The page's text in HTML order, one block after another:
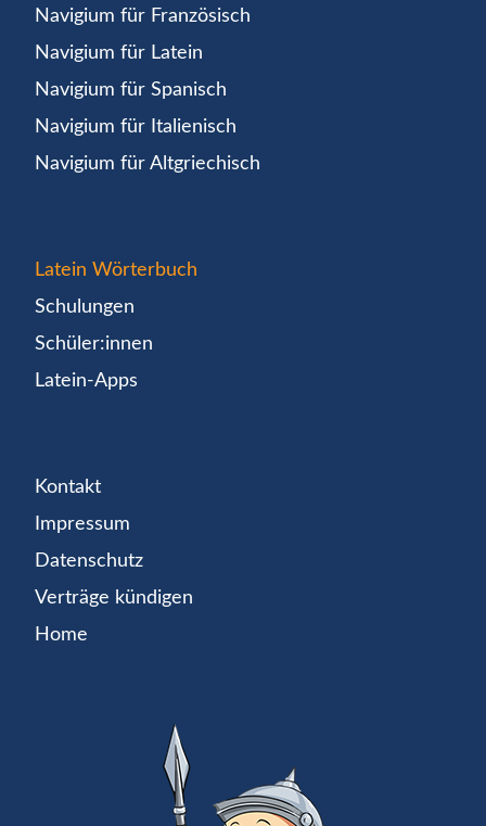
Navigium für Französisch
Navigium für Latein
Navigium für Spanisch
Navigium für Italienisch
Navigium für Altgriechisch
Latein Wörterbuch
Schulungen
Schüler:innen
Latein-Apps
Kontakt
Impressum
Datenschutz
Verträge kündigen
Home